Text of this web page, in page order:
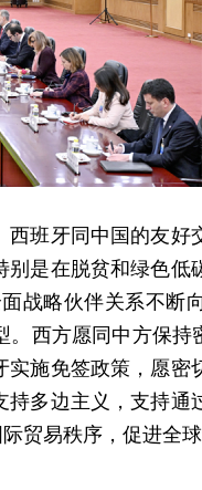
班牙同中国的友
是在脱贫和绿色低
战略伙伴关系不断
西方愿同中方保持
施免签政策，愿密
多边主义，支持通
贸易秩序，促进全球